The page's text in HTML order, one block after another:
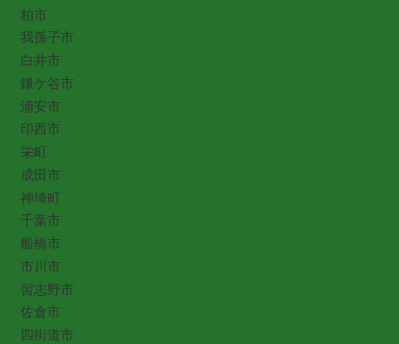
柏市
我孫子市
白井市
鎌ケ谷市
浦安市
印西市
栄町
成田市
神埼町
千葉市
船橋市
市川市
習志野市
佐倉市
四街道市